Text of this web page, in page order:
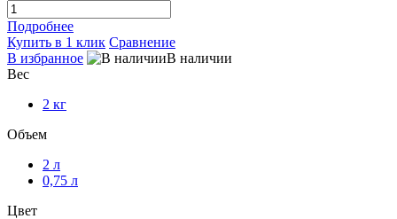
Подробнее
Купить в 1 клик Сравнение
В избранное
В наличии
Вес
2 кг
Объем
2 л
0,75 л
Цвет